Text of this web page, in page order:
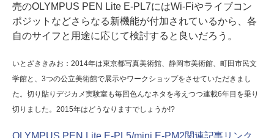
売のOLYMPUS PEN Lite E-PL7にはWi-Fiやライブコン
ポジットなどさらなる新機能が付加されているから、各
自のサイフと用途に応じて検討すると良いだろう。
いとざききみお：2014年は東京都写真美術館、静岡市美術館、町田市民文
学館と、3つの公立美術館で展示やワークショップをさせていただきまし
た。切り貼りデジカメ実験室も毎回色んなネタを考えつつ連載6年目を乗り
切りました。2015年はどうなりますでしょうか!?
OLYMPUS PEN Lite E-PL5/mini E-PM2関連記事リンク